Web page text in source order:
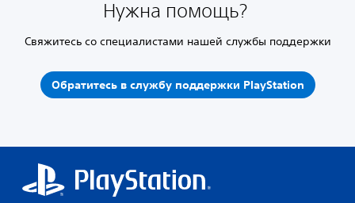
Нужна помощь?
Свяжитесь со специалистами нашей службы поддержки
Обратитесь в службу поддержки PlayStation